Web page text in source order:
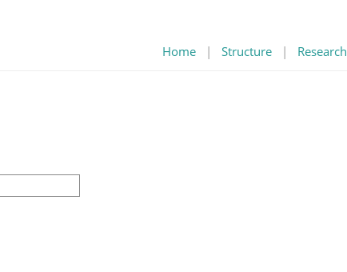
Home | Structure | Research